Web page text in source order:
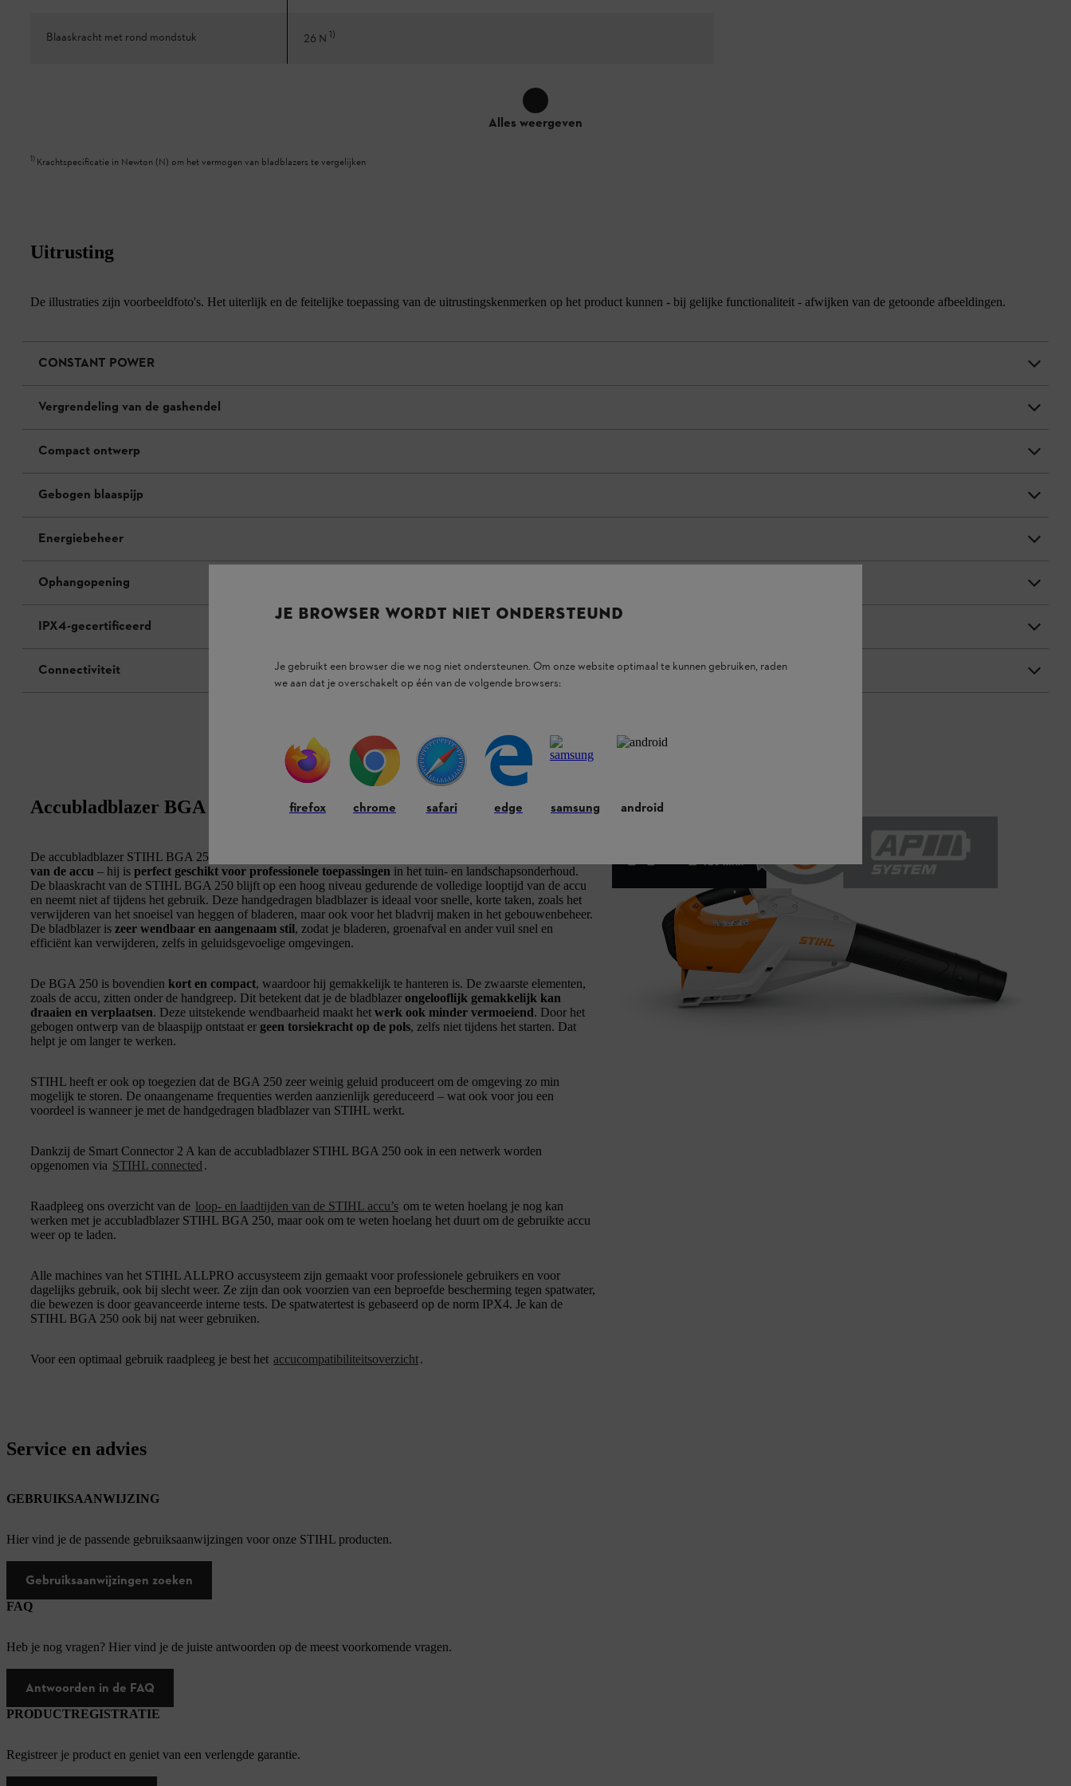
Blaaskracht met rond mondstuk 26 N 1)
Alles weergeven
1) Krachtspecificatie in Newton (N) om het vermogen van bladblazers te vergelijken
Uitrusting
De illustraties zijn voorbeeldfoto's. Het uiterlijk en de feitelijke toepassing van de uitrustingskenmerken op het product kunnen - bij gelijke functionaliteit - afwijken van de getoonde afbeeldingen.
CONSTANT POWER
Vergrendeling van de gashendel
Compact ontwerp
Gebogen blaaspijp
Energiebeheer
Ophangopening
IPX4-gecertificeerd
Connectiviteit
Accubladblazer BGA 250: de krachtigste handgedragen bladblazer
De accubladblazer STIHL BGA 250 is de
van de accu – hij is perfect geschikt voor professionele toepassingen in het tuin- en landschapsonderhoud.
De blaaskracht van de STIHL BGA 250 blijft op een hoog niveau gedurende de volledige looptijd van de accu
en neemt niet af tijdens het gebruik. Deze handgedragen bladblazer is ideaal voor snelle, korte taken, zoals het
verwijderen van het snoeisel van heggen of bladeren, maar ook voor het bladvrij maken in het gebouwenbeheer.
De bladblazer is zeer wendbaar en aangenaam stil, zodat je bladeren, groenafval en ander vuil snel en
efficiënt kan verwijderen, zelfs in geluidsgevoelige omgevingen.
De BGA 250 is bovendien kort en compact, waardoor hij gemakkelijk te hanteren is. De zwaarste elementen,
zoals de accu, zitten onder de handgreep. Dit betekent dat je de bladblazer ongelooflijk gemakkelijk kan
draaien en verplaatsen. Deze uitstekende wendbaarheid maakt het werk ook minder vermoeiend. Door het
gebogen ontwerp van de blaaspijp ontstaat er geen torsiekracht op de pols, zelfs niet tijdens het starten. Dat
helpt je om langer te werken.
STIHL heeft er ook op toegezien dat de BGA 250 zeer weinig geluid produceert om de omgeving zo min
mogelijk te storen. De onaangename frequenties werden aanzienlijk gereduceerd – wat ook voor jou een
voordeel is wanneer je met de handgedragen bladblazer van STIHL werkt.
Dankzij de Smart Connector 2 A kan de accubladblazer STIHL BGA 250 ook in een netwerk worden
opgenomen via STIHL connected .
Raadpleeg ons overzicht van de loop- en laadtijden van de STIHL accu’s om te weten hoelang je nog kan
werken met je accubladblazer STIHL BGA 250, maar ook om te weten hoelang het duurt om de gebruikte accu
weer op te laden.
Alle machines van het STIHL ALLPRO accusysteem zijn gemaakt voor professionele gebruikers en voor
dagelijks gebruik, ook bij slecht weer. Ze zijn dan ook voorzien van een beproefde bescherming tegen spatwater,
die bewezen is door geavanceerde interne tests. De spatwatertest is gebaseerd op de norm IPX4. Je kan de
STIHL BGA 250 ook bij nat weer gebruiken.
Voor een optimaal gebruik raadpleeg je best het accucompatibiliteitsoverzicht.
Service en advies
GEBRUIKSAANWIJZING
Hier vind je de passende gebruiksaanwijzingen voor onze STIHL producten.
Gebruiksaanwijzingen zoeken
FAQ
Heb je nog vragen? Hier vind je de juiste antwoorden op de meest voorkomende vragen.
Antwoorden in de FAQ
PRODUCTREGISTRATIE
Registreer je product en geniet van een verlengde garantie.
JE BROWSER WORDT NIET ONDERSTEUND
Je gebruikt een browser die we nog niet ondersteunen. Om onze website optimaal te kunnen gebruiken, raden
we aan dat je overschakelt op één van de volgende browsers:
firefox chrome safari edge samsung android